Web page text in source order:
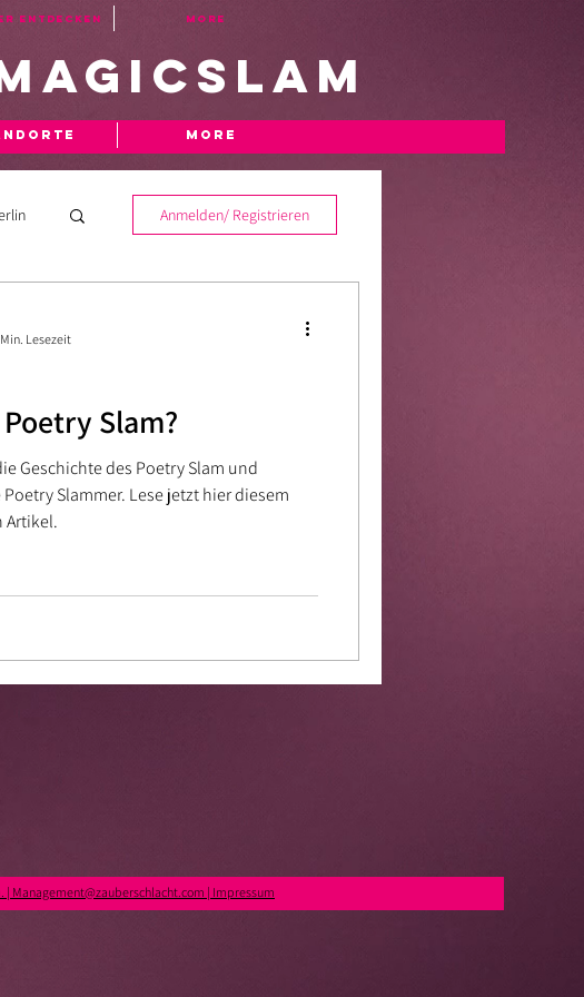
entdecken More
More
Anmelden/ Registrieren
Slam?
Geschichte des Poetry Slam und
Slammer. Lese jetzt hier diesem
Artikel.
Lesezeit
| Management@zauberschlacht.com | Impressum